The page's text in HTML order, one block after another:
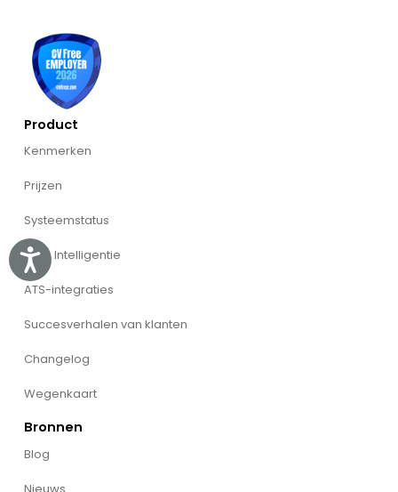
Accessibility
Product
Kenmerken
Prijzen
Systeemstatus
Willo Intelligentie
ATS-integraties
Succesverhalen van klanten
Changelog
Wegenkaart
Bronnen
Blog